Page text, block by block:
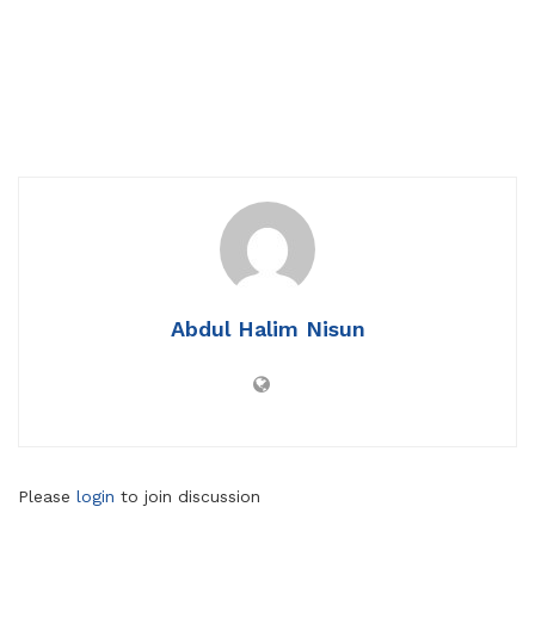
Abdul Halim Nisun
Please login to join discussion